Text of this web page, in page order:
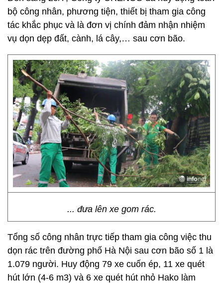
bộ công nhân, phương tiện, thiết bị tham gia công
tác khắc phục và là đơn vị chính đảm nhận nhiệm
vụ dọn dẹp đất, cành, lá cây,… sau cơn bão.
... đưa lên xe gom rác.
Tổng số công nhân trực tiếp tham gia công việc thu
dọn rác trên đường phố Hà Nội sau cơn bão số 1 là
1.079 người. Huy động 79 xe cuốn ép, 11 xe quét
hút lớn (4-6 m3) và 6 xe quét hút nhỏ Hako làm